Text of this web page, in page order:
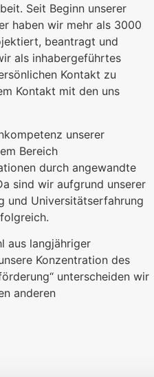
Seit Beginn unserer
haben wir mehr als 3000
beantragt und
als inhabergeführtes
Kontakt zu
Kontakt mit den uns
unserer
Bereich
durch angewandte
sind wir aufgrund unserer
und Universitätserfahrung
aus langjähriger
Konzentration des
unterscheiden wir
anderen